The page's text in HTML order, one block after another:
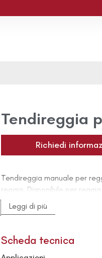
Tendireggia
Richiedi
Tendireggia manuale per
reggia. Disponibile per reggia
Leggi di più
Scheda tecnica